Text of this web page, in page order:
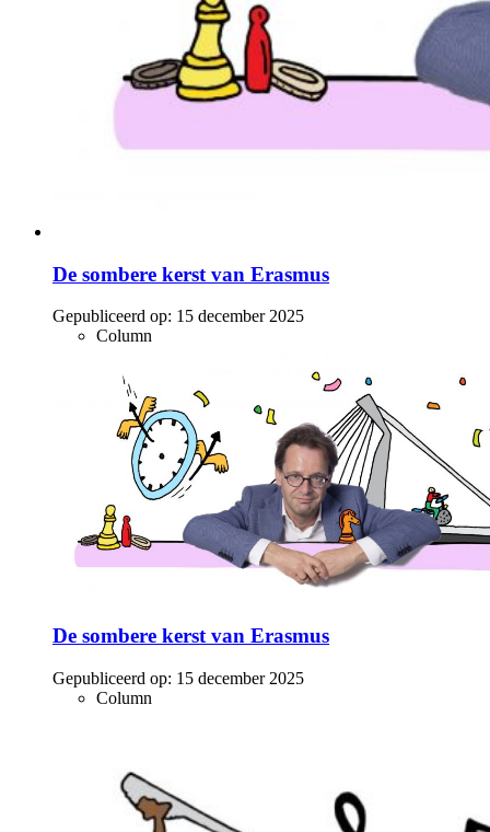
De sombere kerst van Erasmus
Gepubliceerd op: 15 december 2025
Column
De sombere kerst van Erasmus
Gepubliceerd op: 15 december 2025
Column